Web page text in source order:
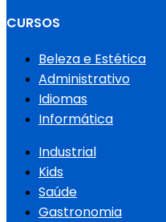
CURSOS
Beleza e Estética
Administrativo
Idiomas
Informática
Industrial
Kids
Saúde
Gastronomia